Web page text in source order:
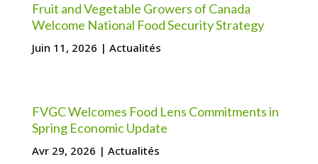
Fruit and Vegetable Growers of Canada
Welcome National Food Security Strategy
Juin 11, 2026 | Actualités
FVGC Welcomes Food Lens Commitments in
Spring Economic Update
Avr 29, 2026 | Actualités